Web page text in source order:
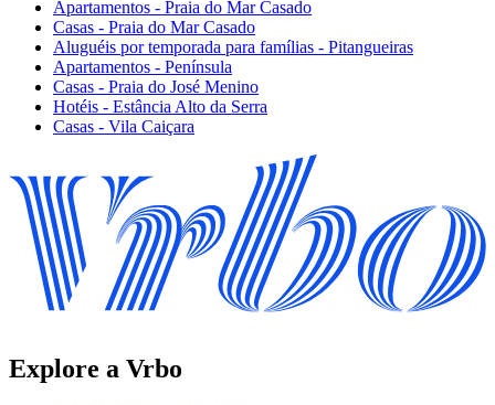
Apartamentos - Praia do Mar Casado
Casas - Praia do Mar Casado
Aluguéis por temporada para famílias - Pitangueiras
Apartamentos - Península
Casas - Praia do José Menino
Hotéis - Estância Alto da Serra
Casas - Vila Caiçara
Explore a Vrbo